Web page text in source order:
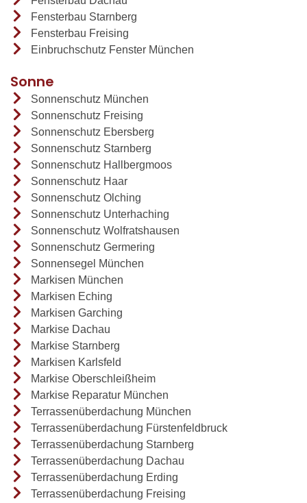
Fensterbau Starnberg
Fensterbau Freising
Einbruchschutz Fenster München
Sonne
Sonnenschutz München
Sonnenschutz Freising
Sonnenschutz Ebersberg
Sonnenschutz Starnberg
Sonnenschutz Hallbergmoos
Sonnenschutz Haar
Sonnenschutz Olching
Sonnenschutz Unterhaching
Sonnenschutz Wolfratshausen
Sonnenschutz Germering
Sonnensegel München
Markisen München
Markisen Eching
Markisen Garching
Markise Dachau
Markise Starnberg
Markisen Karlsfeld
Markise Oberschleißheim
Markise Reparatur München
Terrassenüberdachung München
Terrassenüberdachung Fürstenfeldbruck
Terrassenüberdachung Starnberg
Terrassenüberdachung Dachau
Terrassenüberdachung Erding
Terrassenüberdachung Freising